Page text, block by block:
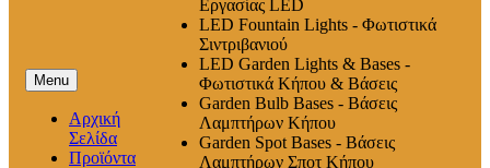
Menu
Αρχική
Σελίδα
Προϊόντα
Εργασίας LED
LED Fountain Lights - Φωτιστικά
Σιντριβανιού
LED Garden Lights & Bases -
Φωτιστικά Κήπου & Βάσεις
Garden Bulb Bases - Βάσεις
Λαμπτήρων Κήπου
Garden Spot Bases - Βάσεις
Λαμπτήρων Σποτ Κήπου